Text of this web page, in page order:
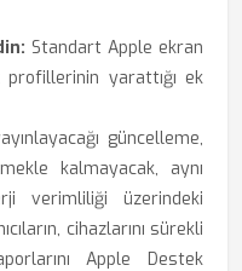
Standart Apple ekran
yarattığı ek
güncelleme,
kalmayacak, aynı
verimliliği üzerindeki
cihazlarını sürekli
Apple Destek